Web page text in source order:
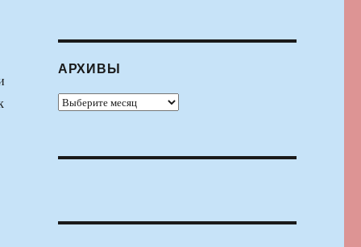
АРХИВЫ
Архивы